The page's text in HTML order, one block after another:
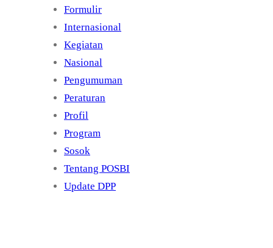
Formulir
Internasional
Kegiatan
Nasional
Pengumuman
Peraturan
Profil
Program
Sosok
Tentang POSBI
Update DPP